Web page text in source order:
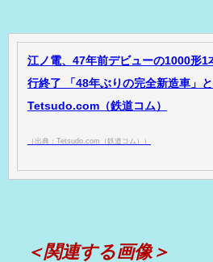
江ノ電、47年前デビューの1000形1
行終了 「48年ぶりの完全新造車」
Tetsudo.com（鉄道コム）
（出典：Tetsudo.com（鉄道コム））
＜関連する画像＞